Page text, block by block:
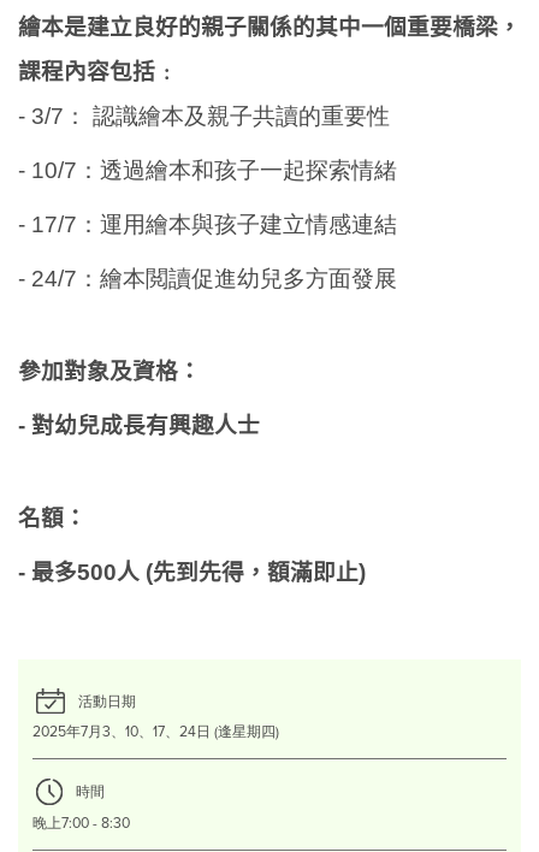
繪本是建立良好的親子關係的其中一個重要橋梁，
課程內容包括﹕
- 3/7： 認識繪本及親子共讀的重要性
- 10/7：透過繪本和孩子一起探索情緒
- 17/7：運用繪本與孩子建立情感連結
- 24/7：繪本閲讀促進幼兒多方面發展
參加對象及資格：
- 對幼兒成長有興趣人士
名額：
- 最多500人 (先到先得，額滿即止)
活動日期
2025年7月3、10、17、24日 (逢星期四)
時間
晚上7:00 - 8:30